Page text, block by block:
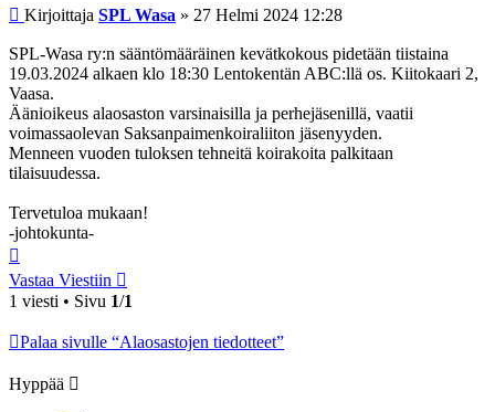
Viesti
Kirjoittaja SPL Wasa » 27 Helmi 2024 12:28
SPL-Wasa ry:n sääntömääräinen kevätkokous pidetään tiistaina
19.03.2024 alkaen klo 18:30 Lentokentän ABC:llä os. Kiitokaari 2,
Vaasa.
Äänioikeus alaosaston varsinaisilla ja perhejäsenillä, vaatii
voimassaolevan Saksanpaimenkoiraliiton jäsenyyden.
Menneen vuoden tuloksen tehneitä koirakoita palkitaan
tilaisuudessa.
Tervetuloa mukaan!
-johtokunta-
Vastaa Viestiin
1 viesti • Sivu 1/1
Palaa sivulle “Alaosastojen tiedotteet”
Hyppää